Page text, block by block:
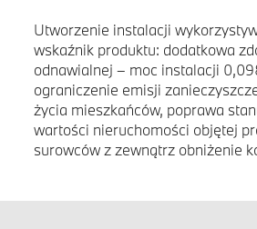
Utworzenie instalacji
wskaźnik produktu: dodatkowa
odnawialnej – moc instalacji
ograniczenie emisji
życia mieszkańców, poprawa
wartości nieruchomości objętej
surowców z zewnątrz obniżenie